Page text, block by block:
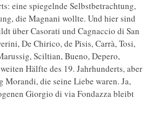
eine spiegelnde Selbstbetrachtung,
die Magnani wollte. Und hier sind
über Casorati und Cagnaccio di San
De Chirico, de Pisis, Carrà, Tosi,
Sciltian, Bueno, Depero,
Hälfte des 19. Jahrhunderts, aber
die seine Liebe waren. Ja,
Giorgio di via Fondazza bleibt